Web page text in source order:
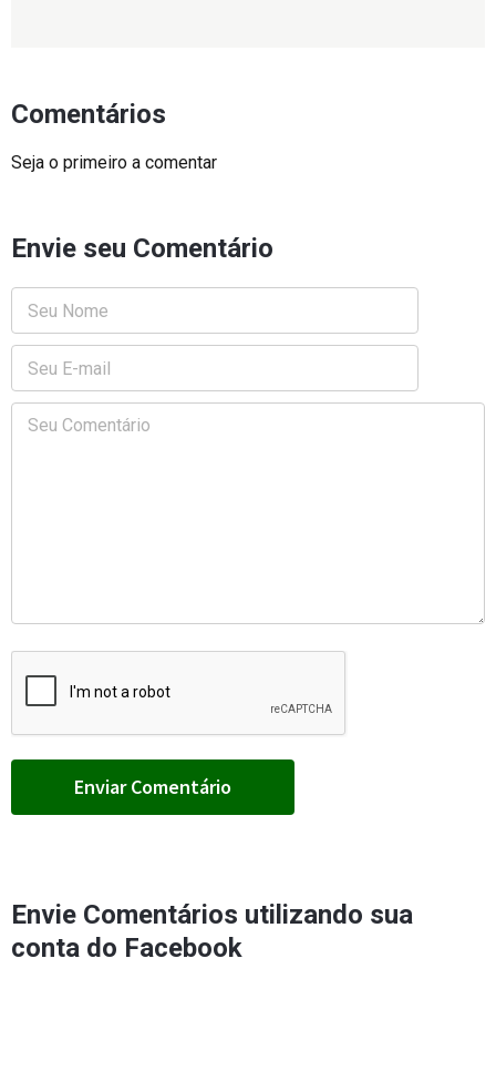
Comentários
Seja o primeiro a comentar
Envie seu Comentário
Envie Comentários utilizando sua
conta do Facebook